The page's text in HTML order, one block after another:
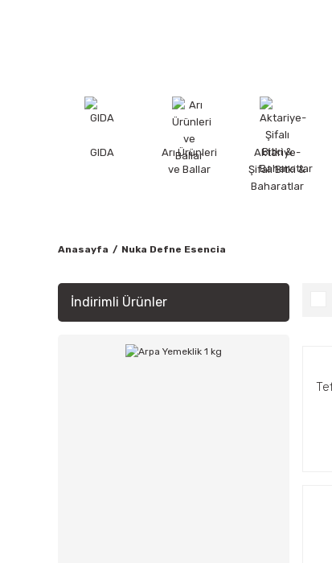
GIDA
Arı Ürünleri
ve Ballar
Aktariye-
Şifalı Bitki &
Baharatlar
Anasayfa Nuka Defne Esencia
İndirimli Ürünler